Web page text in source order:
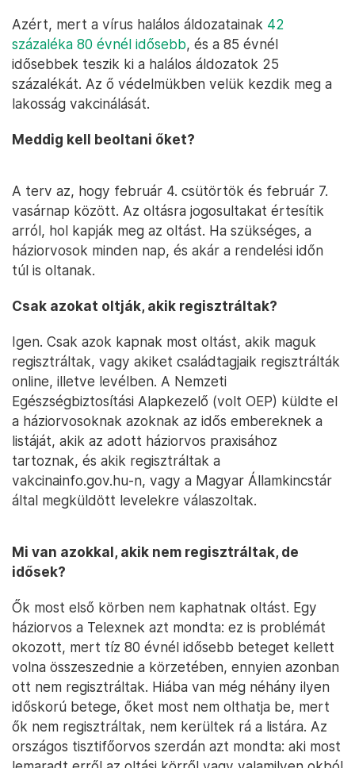
Azért, mert a vírus halálos áldozatainak 42
százaléka 80 évnél idősebb, és a 85 évnél
idősebbek teszik ki a halálos áldozatok 25
százalékát. Az ő védelmükben velük kezdik meg a
lakosság vakcinálását.
Meddig kell beoltani őket?
A terv az, hogy február 4. csütörtök és február 7.
vasárnap között. Az oltásra jogosultakat értesítik
arról, hol kapják meg az oltást. Ha szükséges, a
háziorvosok minden nap, és akár a rendelési időn
túl is oltanak.
Csak azokat oltják, akik regisztráltak?
Igen. Csak azok kapnak most oltást, akik maguk
regisztráltak, vagy akiket családtagjaik regisztrálták
online, illetve levélben. A Nemzeti
Egészségbiztosítási Alapkezelő (volt OEP) küldte el
a háziorvosoknak azoknak az idős embereknek a
listáját, akik az adott háziorvos praxisához
tartoznak, és akik regisztráltak a
vakcinainfo.gov.hu-n, vagy a Magyar Államkincstár
által megküldött levelekre válaszoltak.
Mi van azokkal, akik nem regisztráltak, de
idősek?
Ők most első körben nem kaphatnak oltást. Egy
háziorvos a Telexnek azt mondta: ez is problémát
okozott, mert tíz 80 évnél idősebb beteget kellett
volna összeszednie a körzetében, ennyien azonban
ott nem regisztráltak. Hiába van még néhány ilyen
időskorú betege, őket most nem olthatja be, mert
ők nem regisztráltak, nem kerültek rá a listára. Az
országos tisztifőorvos szerdán azt mondta: aki most